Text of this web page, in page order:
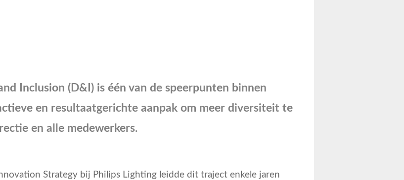
Inclusion (D&I) is één van de speerpunten binnen
en resultaatgerichte aanpak om meer diversiteit te
en alle medewerkers.
Strategy bij Philips Lighting leidde dit traject enkele jaren